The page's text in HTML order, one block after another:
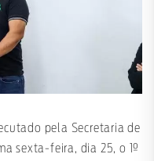
pela Secretaria de
sexta-feira, dia 25, o 1º